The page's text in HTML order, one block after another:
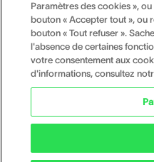
Paramètres des cookies »,
bouton « Accepter tout », ou
bouton « Tout refuser ».
l'absence de certaines
votre consentement aux
d'informations, consultez